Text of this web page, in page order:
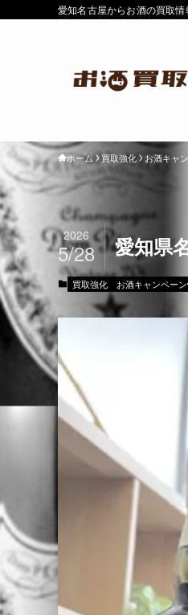
愛知名古屋からお酒の買取情
ホーム 買取強化 お酒キャ
愛知県
2026
5/28
買取強化 お酒キャンペー